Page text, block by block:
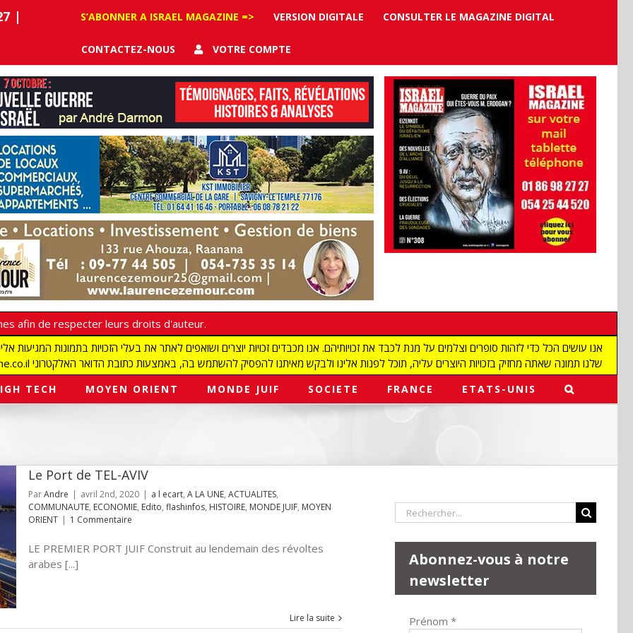
|
S’ABONNER A ISRAEL MAGAZINE => VERSION DIGITALE CONSULTER LE MAGAZINE DIGITAL
CONTACTEZ-NOUS VOTRE COMPTE
afin de respecter leurs droits d'auteur.
redaction@israelmagazine.co.il שלנו תמונה שאתה מחזיק בזכויות היוצרים עליה, תוכל לפנות אלינו ולבקש מאיתנו להפסיק להשתמש בה, באמצעות כתובת הדואר האלקטרוני
TECH MOYEN ORIENT MONDE JUIF SOCIETE FRANCE ETATS-UNIS
Le Port de TEL-AVIV
ParAndre | avril 2nd, 2020 | a l ecart, A LA UNE, ACTUALITES,
COMMUNAUTE, ECONOMIE, Edito, flashinfos, HISTOIRE, MONDE JUIF, MOYEN
ORIENT | 1 Commentaire
LE PREMIER PORT JUIF Construit au lendemain des révoltes
arabes [...]
Lire la suite
Rechercher:
Abonnez-vous à notre
newsletter
Prénom *